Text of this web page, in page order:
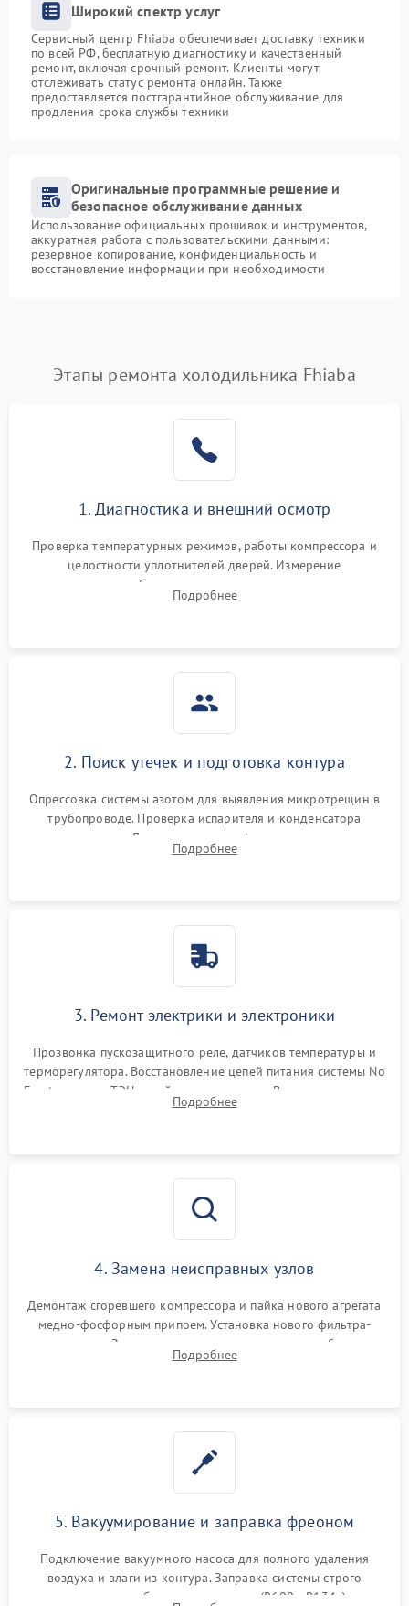
Широкий спектр услуг
Сервисный центр Fhiaba обеспечивает доставку техники
по всей РФ, бесплатную диагностику и качественный
ремонт, включая срочный ремонт. Клиенты могут
отслеживать статус ремонта онлайн. Также
предоставляется постгарантийное обслуживание для
продления срока службы техники
Оригинальные программные решение и
безопасное обслуживание данных
Использование официальных прошивок и инструментов,
аккуратная работа с пользовательскими данными:
резервное копирование, конфиденциальность и
восстановление информации при необходимости
Этапы ремонта холодильника Fhiaba
1. Диагностика и внешний осмотр
Проверка температурных режимов, работы компрессора и
целостности уплотнителей дверей. Измерение
сопротивления обмоток мотора, проверка термостата и
считывание кодов ошибок с электронного дисплея.
Подробнее
2. Поиск утечек и подготовка контура
Опрессовка системы азотом для выявления микротрещин в
трубопроводе. Проверка испарителя и конденсатора
течеискателем. Демонтаж старого фильтра-осушителя и
продувка капиллярной трубки для устранения засоров.
Подробнее
3. Ремонт электрики и электроники
Прозвонка пускозащитного реле, датчиков температуры и
терморегулятора. Восстановление цепей питания системы No
Frost, включая ТЭН оттайки и вентилятор. Ремонт или замена
платы управления при сбоях алгоритмов.
Подробнее
4. Замена неисправных узлов
Демонтаж сгоревшего компрессора и пайка нового агрегата
медно-фосфорным припоем. Установка нового фильтра-
осушителя. Замена изношенных вентиляторов обдува,
сломанных заслонок или поврежденных дверных петель.
Подробнее
5. Вакуумирование и заправка фреоном
Подключение вакуумного насоса для полного удаления
воздуха и влаги из контура. Заправка системы строго
дозированным объемом хладагента (R600a, R134a) по